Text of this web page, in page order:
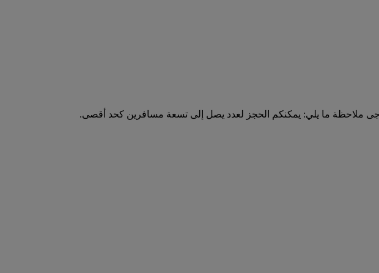
ملاحظة ما يلي: يمكنكم الحجز لعدد يصل إلى تسعة مسافرين كحد أقصى.